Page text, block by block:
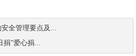
全管理要点及...
捐”爱心捐...